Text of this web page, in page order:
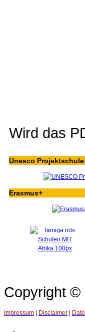
Wird das
Unesco Projektschule
Erasmus+
Copyright ©
Impressum Disclaimer